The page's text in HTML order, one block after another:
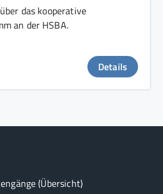
das kooperative
an der HSBA.
Details
(Übersicht)